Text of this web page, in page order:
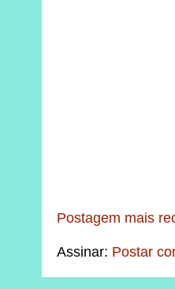
Postagem mais
Assinar: Postar